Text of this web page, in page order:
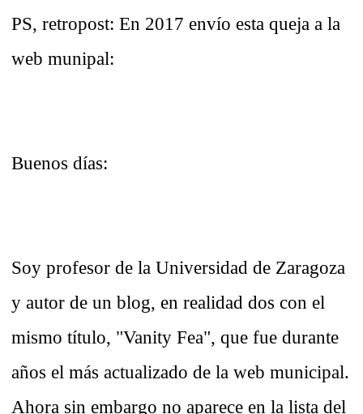
PS, retropost: En 2017 envío esta queja a la
web munipal:
Buenos días:
Soy profesor de la Universidad de Zaragoza
y autor de un blog, en realidad dos con el
mismo título, "Vanity Fea", que fue durante
años el más actualizado de la web municipal.
Ahora sin embargo no aparece en la lista del